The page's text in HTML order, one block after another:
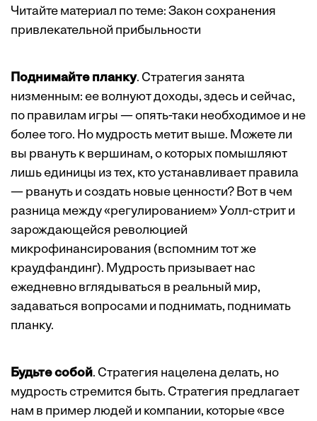
Читайте материал по теме: Закон сохранения
привлекательной прибыльности
Поднимайте планку. Стратегия занята
низменным: ее волнуют доходы, здесь и сейчас,
по правилам игры — опять-таки необходимое и не
более того. Но мудрость метит выше. Можете ли
вы рвануть к вершинам, о которых помышляют
лишь единицы из тех, кто устанавливает правила
— рвануть и создать новые ценности? Вот в чем
разница между «регулированием» Уолл-стрит и
зарождающейся революцией
микрофинансирования (вспомним тот же
краудфандинг). Мудрость призывает нас
ежедневно вглядываться в реальный мир,
задаваться вопросами и поднимать, поднимать
планку.
Будьте собой. Стратегия нацелена делать, но
мудрость стремится быть. Стратегия предлагает
нам в пример людей и компании, которые «все